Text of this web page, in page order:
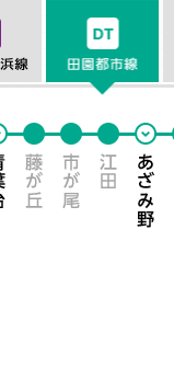
青葉台藤が丘市が尾江田 あ